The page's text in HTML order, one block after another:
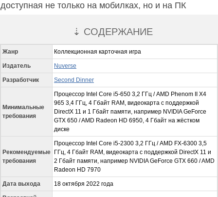
доступная не только на мобилках, но и на ПК
⇣ СОДЕРЖАНИЕ
Жанр Коллекционная карточная игра
Издатель Nuverse
Разработчик Second Dinner
Минимальные
требования
Процессор Intel Core i5-650 3,2 ГГц / AMD Phenom II X4
965 3,4 ГГц, 4 Гбайт RAM, видеокарта с поддержкой
DirectX 11 и 1 Гбайт памяти, например NVIDIA GeForce
GTX 650 / AMD Radeon HD 6950, 4 Гбайт на жёстком
диске
Рекомендуемые
требования
Процессор Intel Core i5-2300 3,2 ГГц / AMD FX-6300 3,5
ГГц, 4 Гбайт RAM, видеокарта с поддержкой DirectX 11 и
2 Гбайт памяти, например NVIDIA GeForce GTX 660 / AMD
Radeon HD 7970
Дата выхода 18 октября 2022 года